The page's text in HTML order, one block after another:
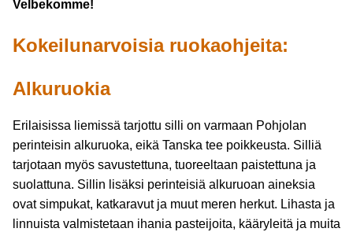
Velbekomme!
Kokeilunarvoisia ruokaohjeita:
Alkuruokia
Erilaisissa liemissä tarjottu silli on varmaan Pohjolan
perinteisin alkuruoka, eikä Tanska tee poikkeusta. Silliä
tarjotaan myös savustettuna, tuoreeltaan paistettuna ja
suolattuna. Sillin lisäksi perinteisiä alkuruoan aineksia
ovat simpukat, katkaravut ja muut meren herkut. Lihasta ja
linnuista valmistetaan ihania pasteijoita, kääryleitä ja muita